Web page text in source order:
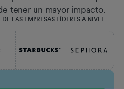
tener un mayor impacto.
LAS EMPRESAS LÍDERES A NIVEL